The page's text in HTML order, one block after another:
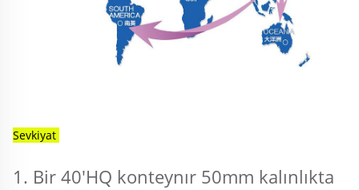
Sevkiyat
1. Bir 40'HQ konteynır 50mm kalınlıkta